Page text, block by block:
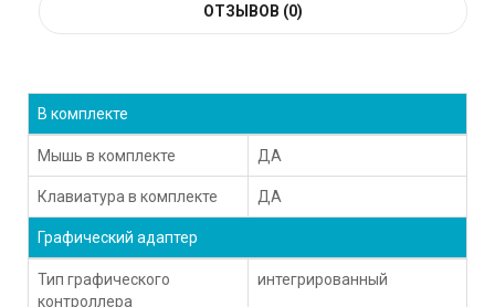
ОТЗЫВОВ (0)
В комплекте
Мышь в комплекте ДА
Клавиатура в комплекте ДА
Графический адаптер
Тип графического
контроллера
интегрированный